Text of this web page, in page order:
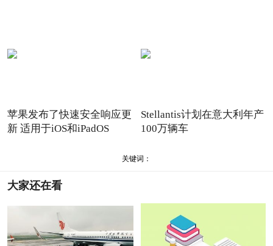
苹果发布了快速安全响应更
新 适用于iOS和iPadOS
Stellantis计划在意大利年产
100万辆车
关键词：
大家还在看